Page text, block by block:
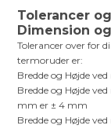
Tolerancer
Dimension
Tolerancer over for
termoruder er:
Bredde og Højde
Bredde og Højde
mm er ± 4 mm
Bredde og Højde